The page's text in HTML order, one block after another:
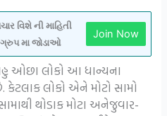
વિશે ની માહિતી
મા જોડાઓ
Join Now
ઓછા લોકો આ ધાન્યના
લોકો એને મોટો સામો
થોડાક મોટા અનેજુવાર-